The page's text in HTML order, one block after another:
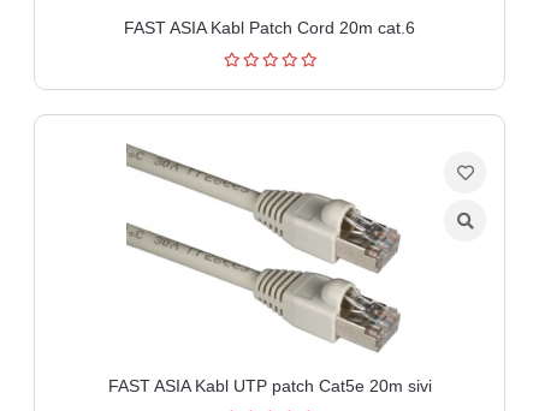
FAST ASIA Kabl Patch Cord 20m cat.6
FAST ASIA Kabl UTP patch Cat5e 20m sivi